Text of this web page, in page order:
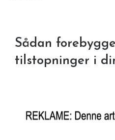
Sådan
tilstopninger i